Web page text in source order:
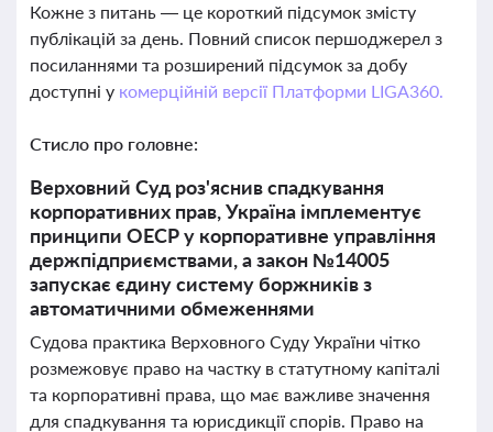
Кожне з питань — це короткий підсумок змісту
публікацій за день. Повний список першоджерел з
посиланнями та розширений підсумок за добу
доступні у комерційній версії Платформи LIGA360.
Стисло про головне:
Верховний Суд роз'яснив спадкування
корпоративних прав, Україна імплементує
принципи ОЕСР у корпоративне управління
держпідприємствами, а закон №14005
запускає єдину систему боржників з
автоматичними обмеженнями
Судова практика Верховного Суду України чітко
розмежовує право на частку в статутному капіталі
та корпоративні права, що має важливе значення
для спадкування та юрисдикції спорів. Право на